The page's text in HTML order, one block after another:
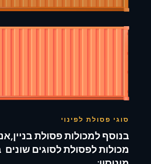
סוגי פסולת לפינוי
בנוסף למכולות פסולת
מכולות לפסולת לסוגים שונים